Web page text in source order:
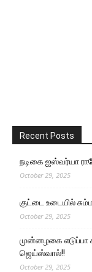
Recent Posts
நடிகை ஐஸ்வர்யா
October 29, 2025
குட்டை உடையில்
October 29, 2025
முன்னழகை எடுப்பா
ஜெய்ஸ்வால்!!
October 29, 2025